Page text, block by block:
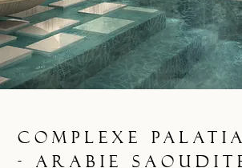
Complexe
- Arabie